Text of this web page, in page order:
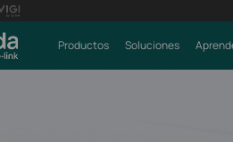
Productos Soluciones